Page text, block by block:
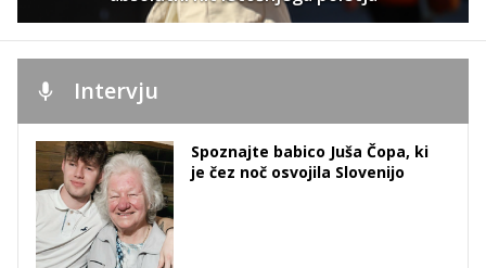
Intervju
Spoznajte babico Juša Čopa, ki
je čez noč osvojila Slovenijo